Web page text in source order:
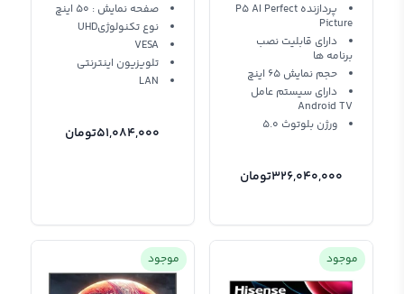
پردازنده P5 AI Perfect
Picture
دارای قابلیت نصب
برنامه ها
حجم نمایش 65 اینچ
دارای سیستم عامل
Android TV
ورژن بلوتوث 5.0
326,040,000تومان
صفحه نمایش : 50 اینچ
نوع تکنولوژیUHD
VESA
تلویزیون اینترنتی
LAN
51,084,000تومان
موجود موجود